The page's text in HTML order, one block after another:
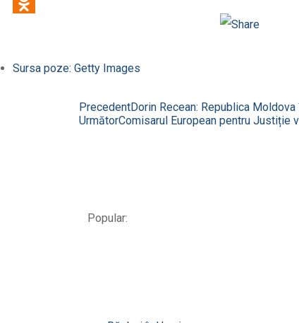
Odnoklassniki
Sursa poze: Getty Images
PrecedentDorin Recean: Republica
UrmătorComisarul European pentru Justiție
Popular: